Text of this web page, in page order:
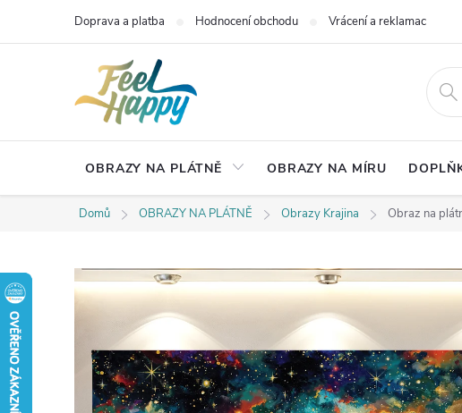
Doprava a platba Hodnocení obchodu Vrácení a reklamace
OBRAZY NA PLÁTNĚ OBRAZY NA MÍRU
Domů OBRAZY NA PLÁTNĚ Obrazy Krajina Obraz na